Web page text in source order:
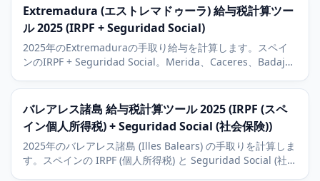
Extremadura (エストレマドゥーラ) 給与税計算ツー
ル 2025 (IRPF + Seguridad Social)
2025年のExtremaduraの手取り給与を計算します。スペイ
ンのIRPF + Seguridad Social。Merida、Caceres、Badajoz
バレアレス諸島 給与税計算ツール 2025 (IRPF (スペ
イン個人所得税) + Seguridad Social (社会保険))
2025年のバレアレス諸島 (Illes Balears) の手取りを計算しま
す。スペインの IRPF (個人所得税) と Seguridad Social (社会